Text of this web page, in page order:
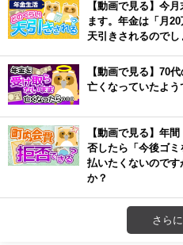
【動画で見る】今
ます。年金は「月
天引きされるのでし
【動画で見る】70
亡くなっていたよ
【動画で見る】年
否したら「今後ゴ
払いたくないのです
か？
さら